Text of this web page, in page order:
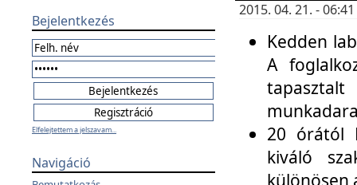
Bejelentkezés
Elfelejtettem a jelszavam...
Navigáció
2015. 04. 21. -
Kedden
A
20 órától
kiváló
különösen